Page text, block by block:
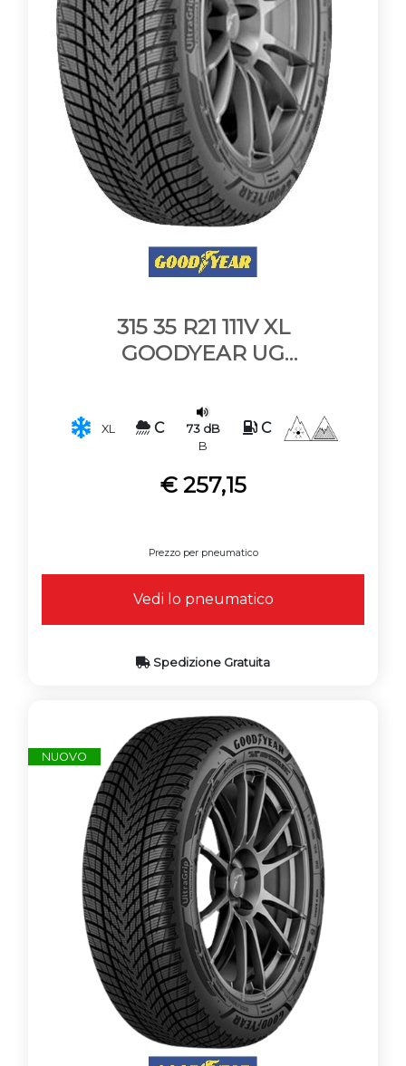
315 35 R21 111V XL
GOODYEAR UG
XL C
73 dB
B
C
€ 257,15
Prezzo per pneumatico
Vedi lo pneumatico
Spedizione Gratuita
NUOVO